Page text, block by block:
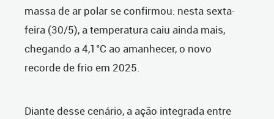
massa de ar polar se confirmou: nesta sexta-
feira (30/5), a temperatura caiu ainda mais,
chegando a 4,1°C ao amanhecer, o novo
recorde de frio em 2025.
Diante desse cenário, a ação integrada entre